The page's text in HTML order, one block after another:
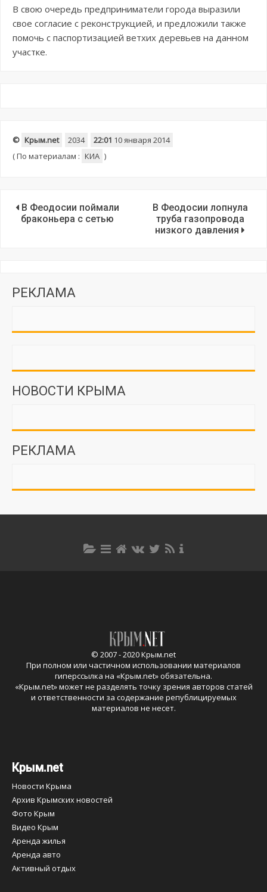
В свою очередь предприниматели города выразили
свое согласие с реконструкцией, и предложили также
помочь с паспортизацией ветхих деревьев на данном
участке.
© Крым.net 2034 22:01 10 января 2014
(По материалам : КИА )
В Феодосии поймали
браконьера с сетью
В Феодосии лопнула
труба газопровода
низкого давления
РЕКЛАМА
НОВОСТИ КРЫМА
РЕКЛАМА
© 2007 - 2020 Крым.net
При полном или частичном использовании материалов
гиперссылка на «Крым.net» обязательна.
«Крым.net» может не разделять точку зрения авторов статей
и ответственности за содержание републицируемых
материалов не несет.
Крым.net
Новости Крыма
Архив Крымских новостей
Фото Крым
Видео Крым
Аренда жилья
Аренда авто
Активный отдых